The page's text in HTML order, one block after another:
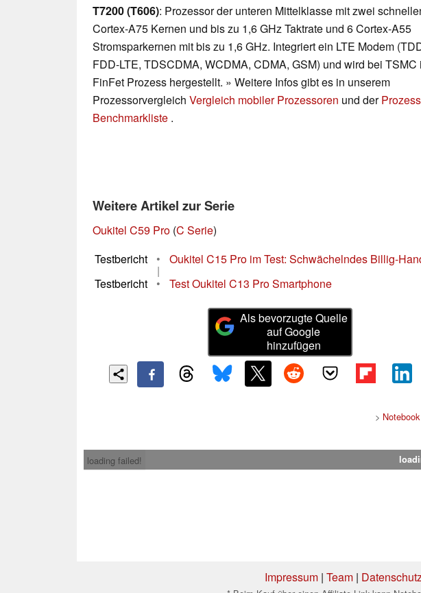
T7200 (T606): Prozessor der unteren Mittelklasse mit zwei
Cortex-A75 Kernen und bis zu 1,6 GHz Taktrate und 6 Cortex-A55
Stromsparkernen mit bis zu 1,6 GHz. Integriert ein LTE Modem
FDD-LTE, TDSCDMA, WCDMA, CDMA, GSM) und wird bei TSMC
FinFet Prozess hergestellt. » Weitere Infos gibt es in unserem
Prozessorvergleich Vergleich mobiler Prozessoren und der
Benchmarkliste .
Weitere Artikel zur Serie
Oukitel C59 Pro (C Serie)
Testbericht
• Oukitel C15 Pro im Test: Schwächelndes Billig-
|
Testbericht
• Test Oukitel C13 Pro Smartphone
Als bevorzugte Quelle
auf Google
hinzufügen
>
loading failed!
Impressum | Team |